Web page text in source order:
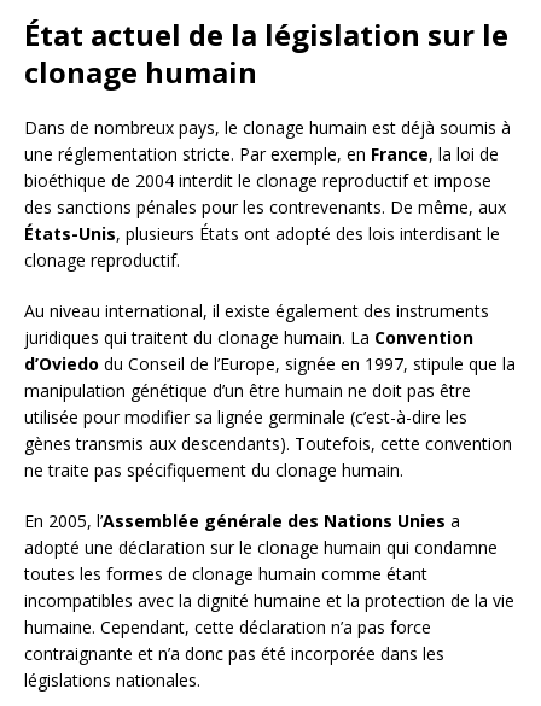
État actuel de la législation sur le
clonage humain
Dans de nombreux pays, le clonage humain est déjà soumis à
une réglementation stricte. Par exemple, en France, la loi de
bioéthique de 2004 interdit le clonage reproductif et impose
des sanctions pénales pour les contrevenants. De même, aux
États-Unis, plusieurs États ont adopté des lois interdisant le
clonage reproductif.
Au niveau international, il existe également des instruments
juridiques qui traitent du clonage humain. La Convention
d’Oviedo du Conseil de l’Europe, signée en 1997, stipule que la
manipulation génétique d’un être humain ne doit pas être
utilisée pour modifier sa lignée germinale (c’est-à-dire les
gènes transmis aux descendants). Toutefois, cette convention
ne traite pas spécifiquement du clonage humain.
En 2005, l’Assemblée générale des Nations Unies a
adopté une déclaration sur le clonage humain qui condamne
toutes les formes de clonage humain comme étant
incompatibles avec la dignité humaine et la protection de la vie
humaine. Cependant, cette déclaration n’a pas force
contraignante et n’a donc pas été incorporée dans les
législations nationales.